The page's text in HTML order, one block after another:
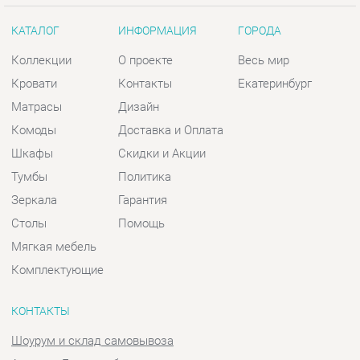
Тумбы
Зеркала
Столы
Мягкая мебель
Комплектующие
Политика
Гарантия
Помощь
Шоурум и склад самовывоза
Адрес: г. Екатеринбург, пер.
Базовый, 47
Телефон: +7 (903) 000-00-00
Пн - Пт:10:00 - 18:00 (GMT+5)